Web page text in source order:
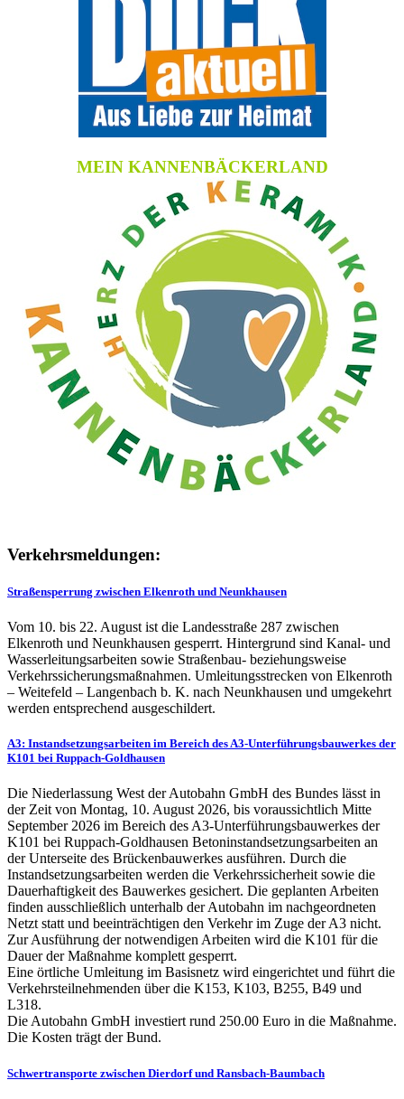
MEIN KANNENBÄCKERLAND
Verkehrsmeldungen:
Straßensperrung zwischen Elkenroth und Neunkhausen
Vom 10. bis 22. August ist die Landesstraße 287 zwischen
Elkenroth und Neunkhausen gesperrt. Hintergrund sind Kanal- und
Wasserleitungsarbeiten sowie Straßenbau- beziehungsweise
Verkehrssicherungsmaßnahmen. Umleitungsstrecken von Elkenroth
– Weitefeld – Langenbach b. K. nach Neunkhausen und umgekehrt
werden entsprechend ausgeschildert.
A3: Instandsetzungsarbeiten im Bereich des A3-Unterführungsbauwerkes der
K101 bei Ruppach-Goldhausen
Die Niederlassung West der Autobahn GmbH des Bundes lässt in
der Zeit von Montag, 10. August 2026, bis voraussichtlich Mitte
September 2026 im Bereich des A3-Unterführungsbauwerkes der
K101 bei Ruppach-Goldhausen Betoninstandsetzungsarbeiten an
der Unterseite des Brückenbauwerkes ausführen. Durch die
Instandsetzungsarbeiten werden die Verkehrssicherheit sowie die
Dauerhaftigkeit des Bauwerkes gesichert. Die geplanten Arbeiten
finden ausschließlich unterhalb der Autobahn im nachgeordneten
Netzt statt und beeinträchtigen den Verkehr im Zuge der A3 nicht.
Zur Ausführung der notwendigen Arbeiten wird die K101 für die
Dauer der Maßnahme komplett gesperrt.
Eine örtliche Umleitung im Basisnetz wird eingerichtet und führt die
Verkehrsteilnehmenden über die K153, K103, B255, B49 und
L318.
Die Autobahn GmbH investiert rund 250.00 Euro in die Maßnahme.
Die Kosten trägt der Bund.
Schwertransporte zwischen Dierdorf und Ransbach-Baumbach